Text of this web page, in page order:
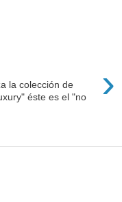
›
la colección de
éste es el "no